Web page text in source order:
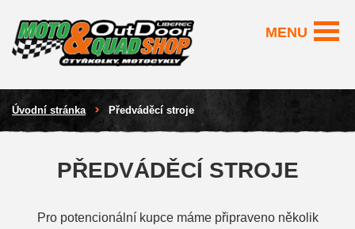
MENU
Úvodní stránka Předváděcí stroje
PŘEDVÁDĚCÍ STROJE
Pro potencionální kupce máme připraveno několik